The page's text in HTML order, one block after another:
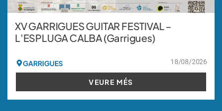
XV GARRIGUES GUITAR FESTIVAL –
L’ESPLUGA CALBA (Garrigues)
GARRIGUES 18/08/2026
VEURE MÉS